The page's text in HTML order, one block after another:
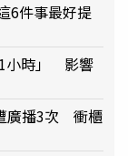
6件事最好提
小時」 影響
廣播3次 衝櫃